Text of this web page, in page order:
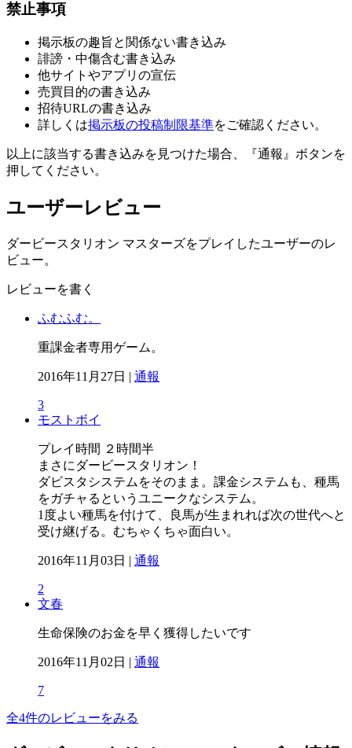
禁止事項
掲示板の趣旨と関係ない書き込み
誹謗・中傷含む書き込み
他サイトやアプリの宣伝
売買目的の書き込み
招待URLの書き込み
詳しくは掲示板の投稿制限基準をご確認ください。
以上に該当する書き込みを見つけた場合、
『通報』ボタンを
押してください。
ユーザーレビュー
ダービースタリオン マスターズをプレイしたユーザーのレ
ビュー。
レビューを書く
ふむふむ。
重課金者専用ゲーム。
2016年11月27日 | 通報
3
モストボイ
プレイ時間 ２時間半
まさにダービースタリオン！
ダビスタシステムをそのまま。課金システムも、種馬
をガチャるというユニークなシステム。
1度よい種馬を付けて、良馬が生まれれば次の世代へと
受け継げる。むちゃくちゃ面白い。
2016年11月03日 | 通報
2
文春
生命保険のお金を早く獲得したいです
2016年11月02日 | 通報
7
全4件のレビューをみる